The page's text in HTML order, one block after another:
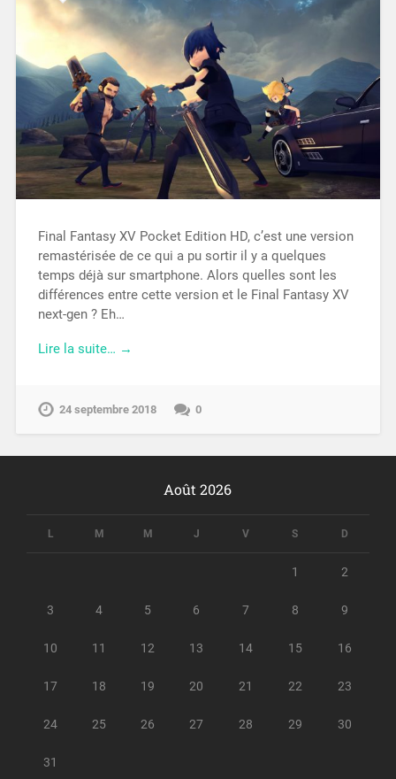
Final Fantasy XV Pocket Edition HD, c’est une version
remastérisée de ce qui a pu sortir il y a quelques
temps déjà sur smartphone. Alors quelles sont les
différences entre cette version et le Final Fantasy XV
next-gen ? Eh…
Lire la suite… →
24 septembre 2018 0
Août 2026
L M M J V S D
1 2
3 4 5 6 7 8 9
10 11 12 13 14 15 16
17 18 19 20 21 22 23
24 25 26 27 28 29 30
31